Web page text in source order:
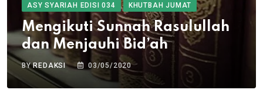
ASY SYARIAH EDISI 034 KHUTBAH JUMAT
Mengikuti Sunnah Rasulullah
dan Menjauhi Bid’ah
BYREDAKSI 03/05/2020